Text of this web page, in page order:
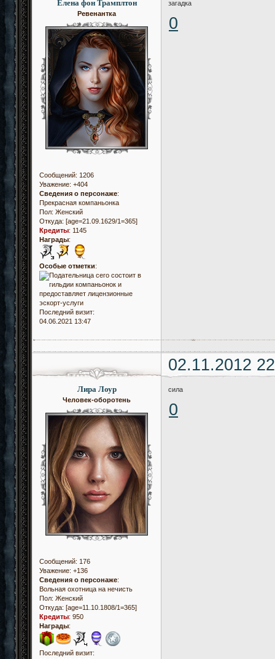
Ревенантка
Сообщений: 1206
Уважение: +404
Сведения о персонаже:
Прекрасная компаньонка
Пол: Женский
Откуда: [age=21.09.1629/1=365]
Кредиты: 1145
Награды:
Особые отметки:
Последний визит:
04.06.2021 13:47
загадка
0
02.11.2012
Лира Лоур
Человек-оборотень
Сообщений: 176
Уважение: +136
Сведения о персонаже:
Вольная охотница на нечисть
Пол: Женский
Откуда: [age=11.10.1808/1=365]
Кредиты: 950
Награды:
Последний визит:
сила
0